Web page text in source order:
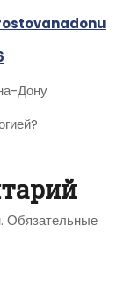
Дону
Обязательные